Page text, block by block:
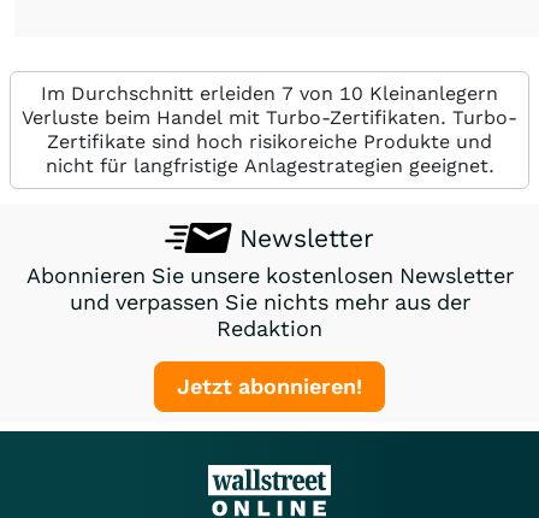
Im Durchschnitt erleiden 7 von 10 Kleinanlegern
Verluste beim Handel mit Turbo-Zertifikaten. Turbo-
Zertifikate sind hoch risikoreiche Produkte und
nicht für langfristige Anlagestrategien geeignet.
Newsletter
Abonnieren Sie unsere kostenlosen Newsletter
und verpassen Sie nichts mehr aus der
Redaktion
Jetzt abonnieren!